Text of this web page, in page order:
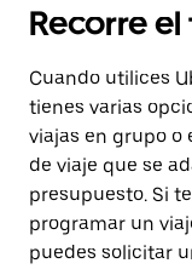
Recorre
Cuando utilices
tienes varias
viajas en grupo o
de viaje que se
presupuesto. Si
programar un
puedes solicitar